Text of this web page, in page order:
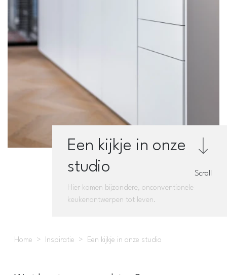
Een kijkje in onze
studio
Hier komen bijzondere, onconventionele
keukenontwerpen tot leven.
Scroll
Home Inspiratie Een kijkje in onze studio